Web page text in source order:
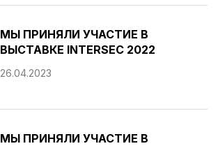
МЫ ПРИНЯЛИ УЧАСТИЕ В
ВЫСТАВКЕ INTERSEC 2022
26.04.2023
МЫ ПРИНЯЛИ УЧАСТИЕ В